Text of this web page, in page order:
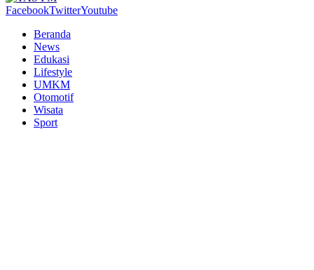
FacebookTwitterYoutube
Beranda
News
Edukasi
Lifestyle
UMKM
Otomotif
Wisata
Sport